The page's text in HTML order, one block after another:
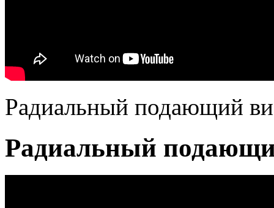
Радиальный подающий
Радиальный